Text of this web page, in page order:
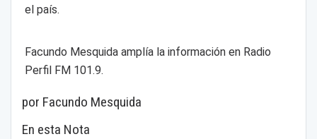
el país.
Facundo Mesquida amplía la información en Radio
Perfil FM 101.9.
por Facundo Mesquida
En esta Nota